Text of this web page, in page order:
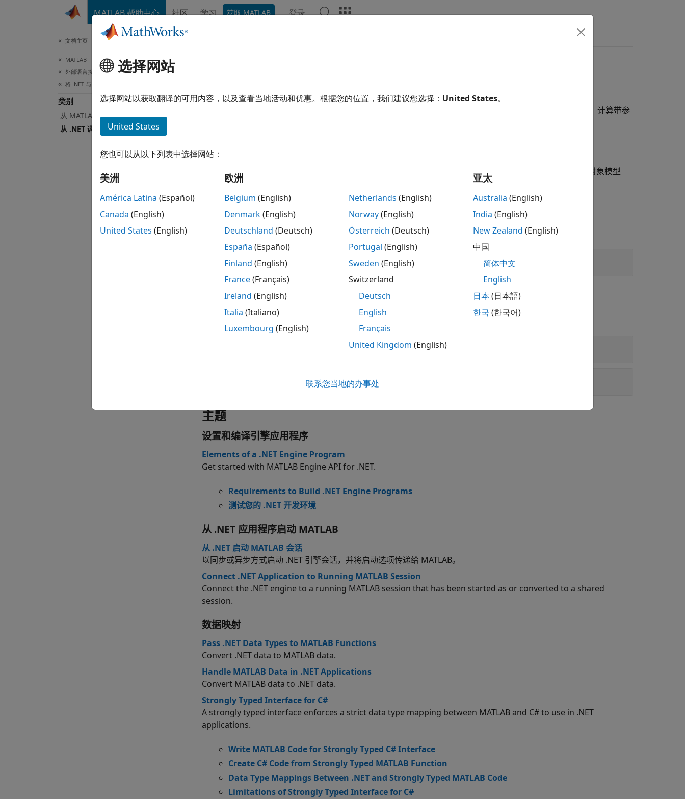
MATLAB 帮助中心 社区 学习 获取 MATLAB 登录
文档主页
MATLAB
外部语言接口
将 .NET 与 MATLAB 结合使用
类别
从 MATLAB 调用 .NET
从 .NET 调用 MATLAB
编写可用于 MATLAB®的 .NET 程序
MATLAB Engine API for .NET 提供 .NET 编程语言和 MATLAB 之间的接口。此 API 使程序能够启动 MATLAB、计算带参
如果您需要维护为 MATLAB R2022a 或更早版本创建的现有 .NET 程序，并且这些程序使用 Microsoft
组件对象模型
(COM)，请参阅编写适用于 MATLAB 的 COM 应用程序。
函数
全部展开
MATLAB函数
全部展开
MATLAB Data API for .NET
主题
设置和编译引擎应用程序
Elements of a .NET Engine Program
Get started with MATLAB Engine API for .NET.
Requirements to Build .NET Engine Programs
测试您的 .NET 开发环境
从 .NET 应用程序启动 MATLAB
从 .NET 启动 MATLAB 会话
以同步或异步方式启动 .NET 引擎会话，并将启动选项传递给 MATLAB。
Connect .NET Application to Running MATLAB Session
Connect the .NET engine to a running MATLAB session that has been started as or converted to a shared
session.
数据映射
Pass .NET Data Types to MATLAB Functions
Convert .NET data to MATLAB data.
Handle MATLAB Data in .NET Applications
Convert MATLAB data to .NET data.
Strongly Typed Interface for C#
A strongly typed interface enforces a strict data type mapping between MATLAB and C# to use in .NET
applications.
Write MATLAB Code for Strongly Typed C# Interface
Create C# Code from Strongly Typed MATLAB Function
Data Type Mappings Between .NET and Strongly Typed MATLAB Code
Limitations of Strongly Typed Interface for C#
选择网站
选择网站以获取翻译的可用内容，以及查看当地活动和优惠。根据您的位置，我们建议您选择： United States。
United States
您也可以从以下列表中选择网站：
美洲
América Latina (Español)
Canada (English)
United States (English)
欧洲
Belgium (English)
Denmark(English)
Deutschland (Deutsch)
España (Español)
Finland (English)
France(Français)
Ireland (English)
Italia (Italiano)
Luxembourg (English)
Netherlands (English)
Norway(English)
Österreich (Deutsch)
Portugal (English)
Sweden (English)
Switzerland
Deutsch
English
Français
United Kingdom (English)
亚太
Australia (English)
India (English)
New Zealand (English)
中国
简体中文
English
日本(日本語)
한국 (한국어)
联系您当地的办事处